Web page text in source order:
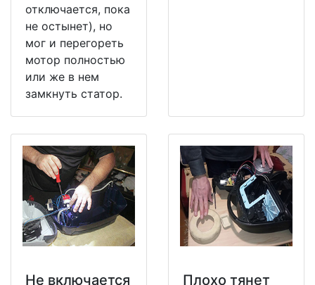
отключается, пока
не остынет), но
мог и перегореть
мотор полностью
или же в нем
замкнуть статор.
Не включается Плохо тянет